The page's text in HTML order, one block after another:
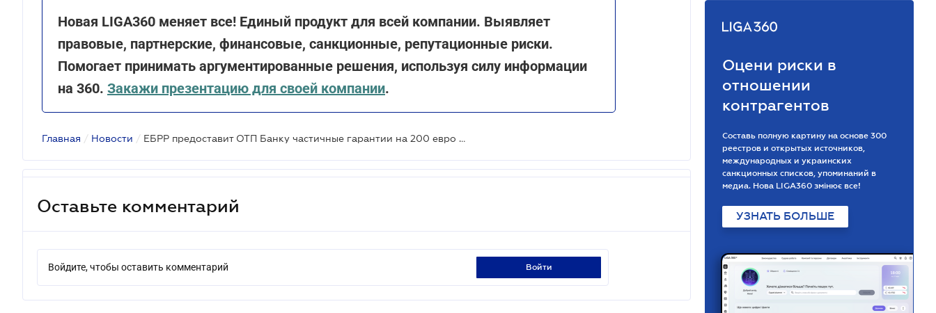
Новая LIGA360 меняет все! Единый продукт для всей компании. Выявляет
правовые, партнерские, финансовые, санкционные, репутационные риски.
Помогает принимать аргументированные решения, используя силу информации
на 360. Закажи презентацию для своей компании.
Главная / Новости / ЕБРР предоставит ОТП Банку частичные гарантии на 200 евро млн кредитов для украинского бизнеса
Оставьте комментарий
Войдите, чтобы оставить комментарий войти
Оцени риски в
отношении
контрагентов
Составь полную картину на основе 300
реестров и открытых источников,
международных и украинских
санкционных списков, упоминаний в
медиа. Нова LIGA360 змінює все!
УЗНАТЬ БОЛЬШЕ